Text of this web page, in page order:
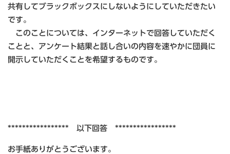
共有してブラックボックスにしないようにしていただきたい
です。
このことについては、インターネットで回答していただく
ことと、アンケート結果と話し合いの内容を速やかに団員に
開示していただくことを希望するものです。
***************** 以下回答 *****************
お手紙ありがとうございます。